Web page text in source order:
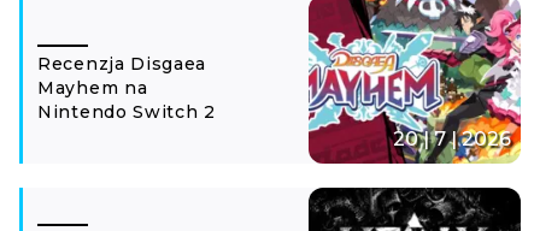
Recenzja Disgaea
Mayhem na
Nintendo Switch 2
20 | 7 | 2026